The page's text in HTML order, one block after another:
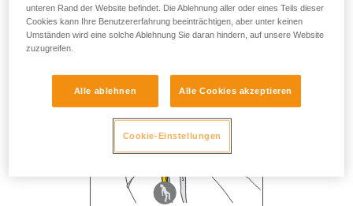
unteren Rand der Website befindet. Die Ablehnung aller oder eines Teils dieser
Cookies kann Ihre Benutzererfahrung beeinträchtigen, aber unter keinen
Umständen wird eine solche Ablehnung Sie daran hindern, auf unsere Website
zuzugreifen.
Alle ablehnen Alle Cookies akzeptieren
Cookie-Einstellungen